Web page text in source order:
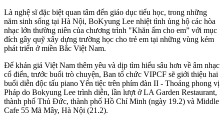
Là nghệ sĩ đặc biệt quan tâm đến giáo dục tiểu học, trong những
năm sinh sống tại Hà Nội, BoKyung Lee nhiệt tình ủng hộ các hòa
nhạc lớn thường niên của chương trình "Khăn ấm cho em” với mục
đích gây quỹ xây dựng trường học cho trẻ em tại những vùng kém
phát triển ở miền Bắc Việt Nam.
Để khán giả Việt Nam thêm yêu và dịp tìm hiểu sâu hơn về âm nhạc
cổ điển, trước buổi trò chuyện, Ban tổ chức VIPCF sẽ giới thiệu hai
buổi diễn độc tấu piano Yến tiệc trên phím đàn II - Thoảng phong vị
Pháp do Bokyung Lee trình diễn, lần lượt ở LA Garden Restaurant,
thành phố Thủ Đức, thành phố Hồ Chí Minh (ngày 19.2) và Middle
Cafe 55 Mã Mây, Hà Nội (21.2).